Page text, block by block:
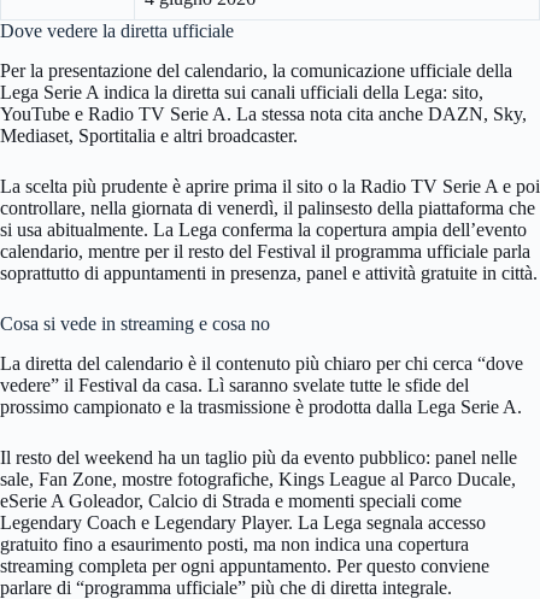
Dove vedere la diretta ufficiale
Per la presentazione del calendario, la comunicazione ufficiale della
Lega Serie A indica la diretta sui canali ufficiali della Lega: sito,
YouTube e Radio TV Serie A. La stessa nota cita anche DAZN, Sky,
Mediaset, Sportitalia e altri broadcaster.
La scelta più prudente è aprire prima il sito o la Radio TV Serie A e poi
controllare, nella giornata di venerdì, il palinsesto della piattaforma che
si usa abitualmente. La Lega conferma la copertura ampia dell’evento
calendario, mentre per il resto del Festival il programma ufficiale parla
soprattutto di appuntamenti in presenza, panel e attività gratuite in città.
Cosa si vede in streaming e cosa no
La diretta del calendario è il contenuto più chiaro per chi cerca “dove
vedere” il Festival da casa. Lì saranno svelate tutte le sfide del
prossimo campionato e la trasmissione è prodotta dalla Lega Serie A.
Il resto del weekend ha un taglio più da evento pubblico: panel nelle
sale, Fan Zone, mostre fotografiche, Kings League al Parco Ducale,
eSerie A Goleador, Calcio di Strada e momenti speciali come
Legendary Coach e Legendary Player. La Lega segnala accesso
gratuito fino a esaurimento posti, ma non indica una copertura
streaming completa per ogni appuntamento. Per questo conviene
parlare di “programma ufficiale” più che di diretta integrale.